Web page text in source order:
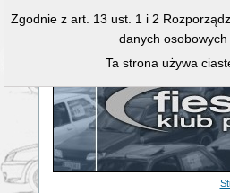
Zgodnie z art. 13 ust. 1 i 2
danych
Ta strona używa